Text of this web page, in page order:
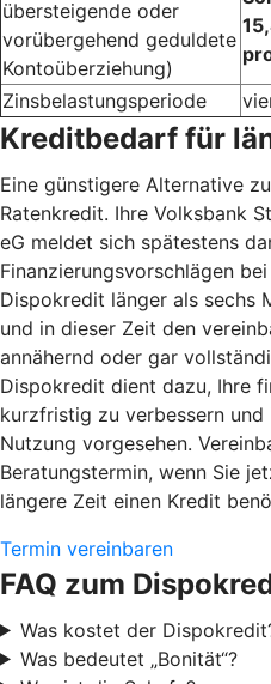
übersteigende oder
vorübergehend geduldete
Kontoüberziehung)
Zinsbelastungsperiode
Kreditbedarf für
Eine günstigere Alternative
Ratenkredit. Ihre Volksbank
eG meldet sich spätestens
Finanzierungsvorschlägen
Dispokredit länger als sechs
und in dieser Zeit den
annähernd oder gar
Dispokredit dient dazu, Ihre
kurzfristig zu verbessern
Nutzung vorgesehen.
Beratungstermin, wenn Sie
längere Zeit einen Kredit
Termin vereinbaren
FAQ zum
Was kostet der
Was bedeutet „Bonität“?